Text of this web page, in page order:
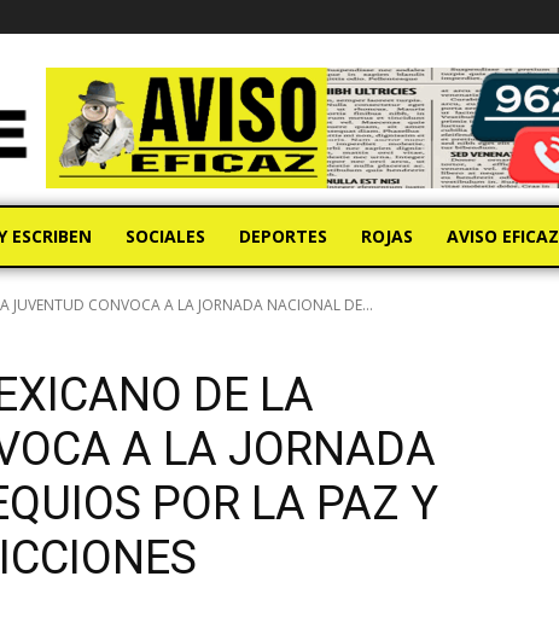
ESCRIBEN SOCIALES DEPORTES ROJAS AVISO EFICAZ
JUVENTUD CONVOCA A LA JORNADA NACIONAL DE...
DE LA
A LA JORNADA
POR LA PAZ Y